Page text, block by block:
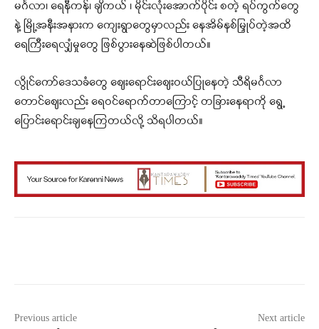
မင်္ဂလာ၊ ရေနီကန်၊ ချိကယ် ၊ မိုင်းလုံးအောက်ပိုင်း စတဲ့ ရပ်ကွက်တွေ
နဲ့ မြို့အနီးအနားက ကျေးရွာတွေမှာလည်း နေအိမ်နစ်မြှုပ်တဲ့အထိ
ရေကြီးရေလျှံမှုတွေ ဖြစ်ပွားနေဆဲဖြစ်ပါတယ်။
လွိုင်ကော်ဒေသခံတွေ ဈေးရောင်းဈေးဝယ်ပြုနေတဲ့ သီရိမင်္ဂလာ
တောင်ဈေးလည်း ရေဝင်ရောက်တာကြောင့် တခြားနေရာကို ရွေ့
ပြောင်းရောင်းချနေကြတယ်လို့ သိရပါတယ်။
Previous article Next article